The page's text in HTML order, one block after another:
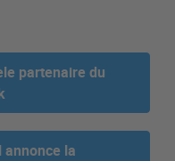
partenaire du
la